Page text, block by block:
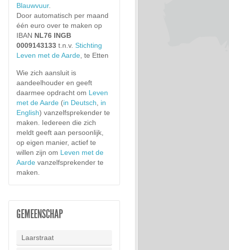
Blauwvuur.
Door automatisch per maand
één euro over te maken op
IBAN NL76 INGB
0009143133t.n.v. Stichting
Leven met de Aarde, te Etten
Wie zich aansluit is
aandeelhouder en geeft
daarmee opdracht om Leven
met de Aarde(in Deutsch
in
English) vanzelfsprekender te
maken. Iedereen die zich
meldt geeft aan persoonlijk,
op eigen manier, actief te
willen zijn om Leven met de
Aardevanzelfsprekender te
maken.
GEMEENSCHAP
Laarstraat